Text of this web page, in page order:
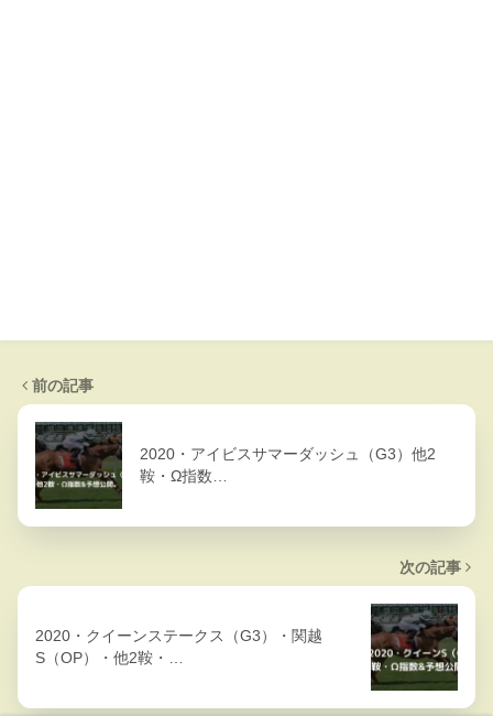
前の記事
2020・アイビスサマーダッシュ（G3）他2
鞍・Ω指数…
次の記事
2020・クイーンステークス（G3）・関越
S（OP）・他2鞍・…